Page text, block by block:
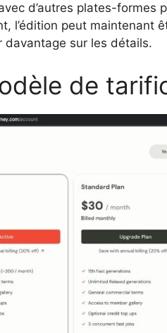
d’autres plates-formes
l’édition peut maintenant
davantage sur les détails.
de